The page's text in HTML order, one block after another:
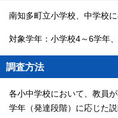
南知多町立小学校、中学校
対象学年：小学校4～6学年
調査方法
各小中学校において、教員
学年（発達段階）に応じた説